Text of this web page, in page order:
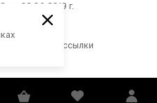
от 03.06.2019 г.
данных
рекламной рассылки